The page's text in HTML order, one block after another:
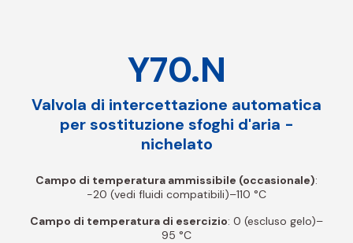
Y70.N
Valvola di intercettazione automatica
per sostituzione sfoghi d'aria -
nichelato
Campo di temperatura ammissibile (occasionale):
-20 (vedi fluidi compatibili)–110 °C
Campo di temperatura di esercizio: 0 (escluso gelo)–
95 °C